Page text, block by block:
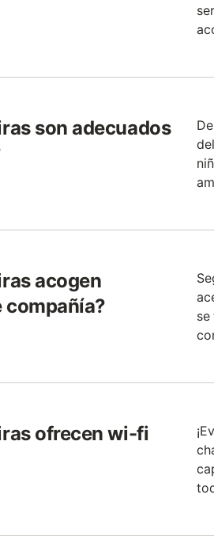
son adecuados
acogen
compañía?
ofrecen wi-fi